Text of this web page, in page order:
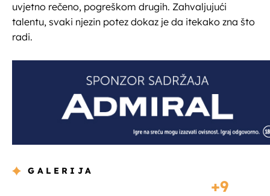
uvjetno rečeno, pogreškom drugih. Zahvaljujući
talentu, svaki njezin potez dokaz je da itekako zna što
radi.
GALERIJA
9